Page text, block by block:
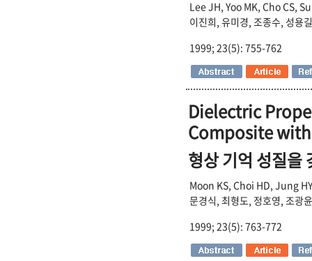
Lee JH, Yoo MK, Cho CS,
이진희, 유미경, 조종수, 성용길
1999; 23(5): 755-762
Dielectric
Composite
형상 기억 성질을
Moon KS, Choi HD, Jung
문경식, 최형도, 정호영, 조광
1999; 23(5): 763-772